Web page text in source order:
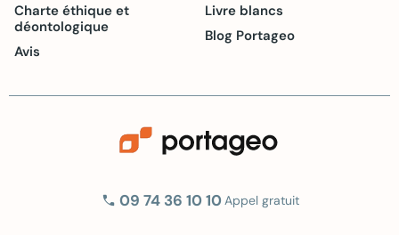
Charte éthique et
déontologique
Avis
Livre blancs
Blog Portageo
phone 09 74 36 10 10 Appel gratuit